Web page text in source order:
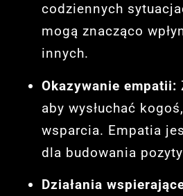
codziennych
mogą znacząco
innych.
Okazywanie empatii:
aby wysłuchać
wsparcia. Empatia
dla budowania
Działania